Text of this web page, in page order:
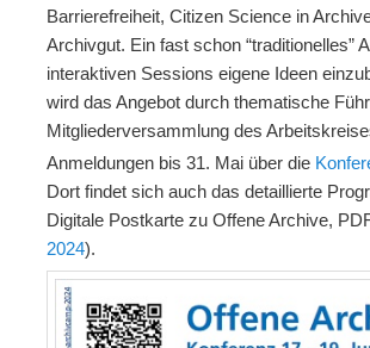
Barrierefreiheit, Citizen Science in
Archivgut. Ein fast schon “traditionelles”
interaktiven Sessions eigene Ideen
wird das Angebot durch thematische
Mitgliederversammlung des
Anmeldungen bis 31. Mai über die
Dort findet sich auch das detaillierte
Digitale Postkarte zu Offene Archive,
2024).